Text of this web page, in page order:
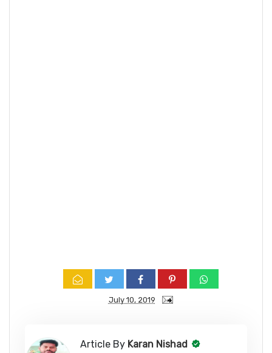
July 10, 2019
Article By Karan Nishad